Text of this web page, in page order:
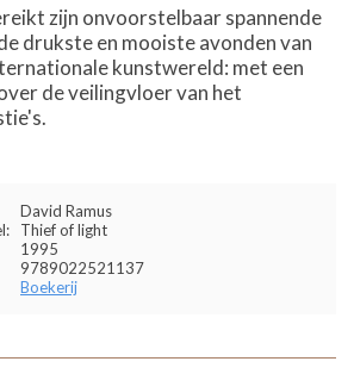
zijn onvoorstelbaar spannende
drukste en mooiste avonden van
kunstwereld: met een
de veilingvloer van het
David Ramus
Thief of light
1995
9789022521137
Boekerij